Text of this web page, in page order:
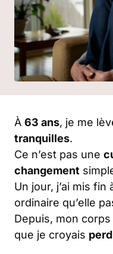
À 63 ans, je me
tranquilles.
Ce n’est pas une
changement
Un jour, j’ai mis fin
ordinaire qu’elle
Depuis, mon
que je croyais